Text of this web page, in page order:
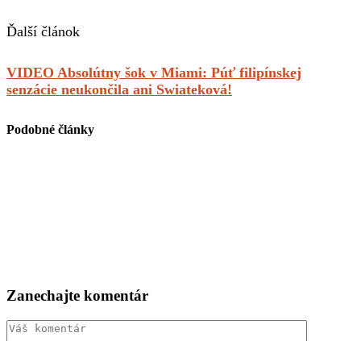
Ďalší článok
VIDEO Absolútny šok v Miami: Púť filipínskej
senzácie neukončila ani Swiateková!
Podobné články
Zanechajte komentár